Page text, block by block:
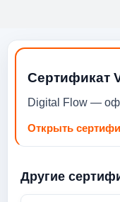
Сертификат
Digital Flow —
Открыть
Другие